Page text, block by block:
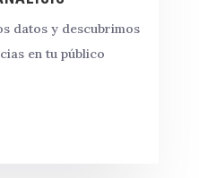
datos y descubrimos
en tu público